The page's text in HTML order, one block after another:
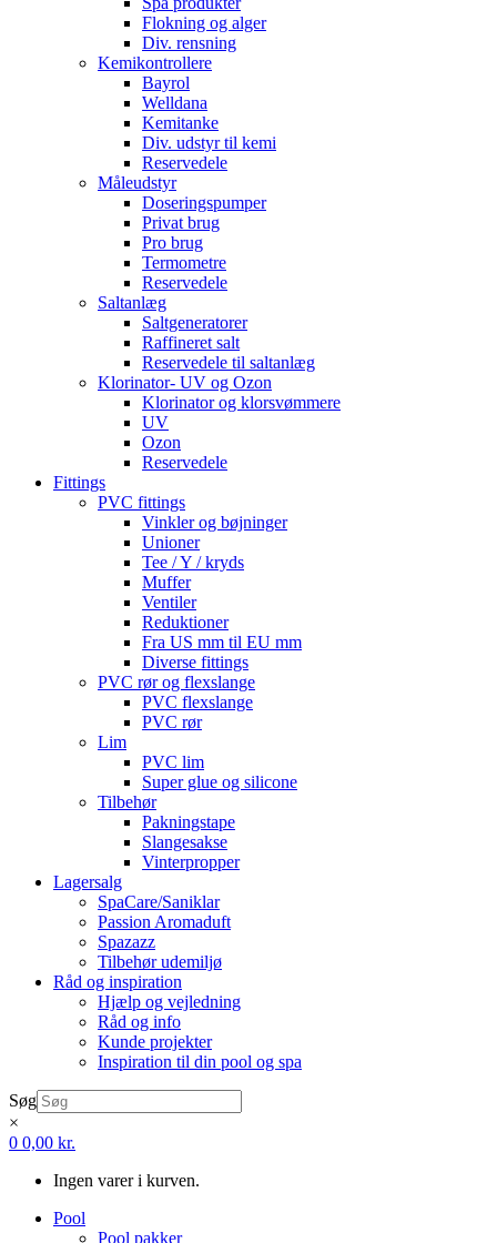
Flokning og alger
Div. rensning
Kemikontrollere
Bayrol
Welldana
Kemitanke
Div. udstyr til kemi
Reservedele
Måleudstyr
Doseringspumper
Privat brug
Pro brug
Termometre
Reservedele
Saltanlæg
Saltgeneratorer
Raffineret salt
Reservedele til saltanlæg
Klorinator- UV og Ozon
Klorinator og klorsvømmere
UV
Ozon
Reservedele
Fittings
PVC fittings
Vinkler og bøjninger
Unioner
Tee / Y / kryds
Muffer
Ventiler
Reduktioner
Fra US mm til EU mm
Diverse fittings
PVC rør og flexslange
PVC flexslange
PVC rør
Lim
PVC lim
Super glue og silicone
Tilbehør
Pakningstape
Slangesakse
Vinterpropper
Lagersalg
SpaCare/Saniklar
Passion Aromaduft
Spazazz
Tilbehør udemiljø
Råd og inspiration
Hjælp og vejledning
Råd og info
Kunde projekter
Inspiration til din pool og spa
Søg
×
0 0,00 kr.
Ingen varer i kurven.
Pool
Pool pakker